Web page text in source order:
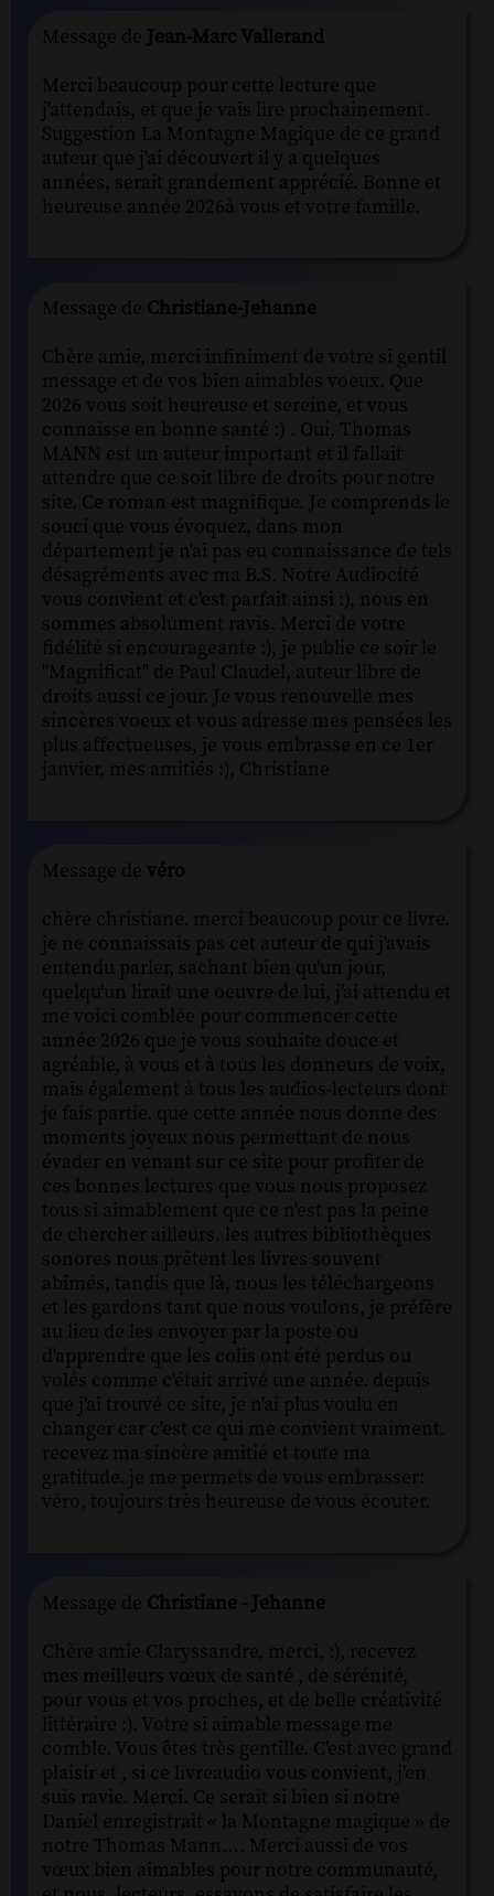
Message de Jean-Marc Vallerand
Merci beaucoup pour cette lecture que
j'attendais, et que je vais lire prochainement.
Suggestion La Montagne Magique de ce grand
auteur que j'ai découvert il y a quelques
années, serait grandement apprécié. Bonne et
heureuse année 2026à vous et votre famille.
Message de Christiane-Jehanne
Chère amie, merci infiniment de votre si gentil
message et de vos bien aimables voeux. Que
2026 vous soit heureuse et sereine, et vous
connaisse en bonne santé :) . Oui, Thomas
MANN est un auteur important et il fallait
attendre que ce soit libre de droits pour notre
site. Ce roman est magnifique. Je comprends le
souci que vous évoquez, dans mon
département je n'ai pas eu connaissance de tels
désagréments avec ma B.S. Notre Audiocité
vous convient et c'est parfait ainsi :), nous en
sommes absolument ravis. Merci de votre
fidélité si encourageante :), je publie ce soir le
"Magnificat" de Paul Claudel, auteur libre de
droits aussi ce jour. Je vous renouvelle mes
sincères voeux et vous adresse mes pensées les
plus affectueuses, je vous embrasse en ce 1er
janvier, mes amitiés :), Christiane
Message de véro
chère christiane. merci beaucoup pour ce livre.
je ne connaissais pas cet auteur de qui j'avais
entendu parler, sachant bien qu'un jour,
quelqu'un lirait une oeuvre de lui, j'ai attendu et
me voici comblée pour commencer cette
année 2026 que je vous souhaite douce et
agréable, à vous et à tous les donneurs de voix,
mais également à tous les audios-lecteurs dont
je fais partie. que cette année nous donne des
moments joyeux nous permettant de nous
évader en venant sur ce site pour profiter de
ces bonnes lectures que vous nous proposez
tous si aimablement que ce n'est pas la peine
de chercher ailleurs. les autres bibliothèques
sonores nous prêtent les livres souvent
abîmés, tandis que là, nous les téléchargeons
et les gardons tant que nous voulons, je préfère
au lieu de les envoyer par la poste ou
d'apprendre que les colis ont été perdus ou
volés comme c'était arrivé une année. depuis
que j'ai trouvé ce site, je n'ai plus voulu en
changer car c'est ce qui me convient vraiment.
recevez ma sincère amitié et toute ma
gratitude. je me permets de vous embrasser:
véro, toujours très heureuse de vous écouter.
Message de Christiane - Jehanne
Chère amie Claryssandre, merci, :), recevez
mes meilleurs vœux de santé , de sérénité,
pour vous et vos proches, et de belle créativité
littéraire :). Votre si aimable message me
comble. Vous êtes très gentille. C'est avec grand
plaisir et , si ce livreaudio vous convient, j'en
suis ravie. Merci. Ce serait si bien si notre
Daniel enregistrait « la Montagne magique » de
notre Thomas Mann…. Merci aussi de vos
vœux bien aimables pour notre communauté,